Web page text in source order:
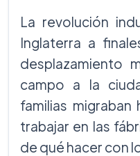
La revolución
Inglaterra a
desplazamiento
campo a la
familias migraban
trabajar en las
de qué hacer con